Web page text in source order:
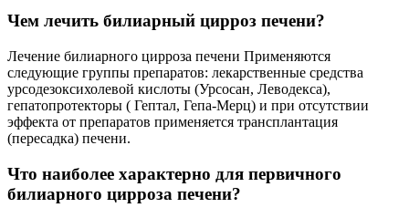
Чем лечить билиарный цирроз печени?
Лечение билиарного цирроза печени Применяются
следующие группы препаратов: лекарственные средства
урсодезоксихолевой кислоты (Урсосан, Леводекса),
гепатопротекторы ( Гептал, Гепа-Мерц) и при отсутствии
эффекта от препаратов применяется трансплантация
(пересадка) печени.
Что наиболее характерно для первичного
билиарного цирроза печени?